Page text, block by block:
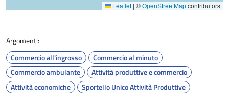
Leaflet | ©OpenStreetMapcontributors
Argomenti:
Commercio all'ingrosso
Commercio al minuto
Commercio ambulante
Attività produttive e commercio
Attività economiche
Sportello Unico Attività Produttive